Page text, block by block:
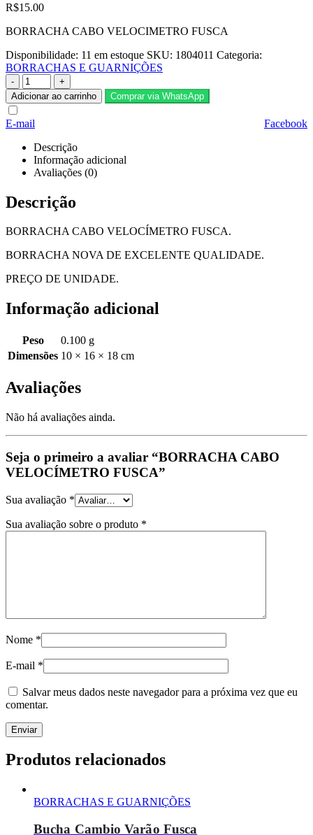
R$15.00
BORRACHA CABO VELOCIMETRO FUSCA
Disponibilidade: 11 em estoque SKU: 1804011 Categoria:
BORRACHAS E GUARNIÇÕES
-
+
Adicionar ao carrinho
Comprar via WhatsApp
Facebook
E-mail
Descrição
Informação adicional
Avaliações (0)
Descrição
BORRACHA CABO VELOCÍMETRO FUSCA.
BORRACHA NOVA DE EXCELENTE QUALIDADE.
PREÇO DE UNIDADE.
Informação adicional
Peso
0.100 g
Dimensões 10 × 16 × 18 cm
Avaliações
Não há avaliações ainda.
Seja o primeiro a avaliar “BORRACHA CABO
VELOCÍMETRO FUSCA”
Sua avaliação *
Sua avaliação sobre o produto *
Nome *
E-mail *
Salvar meus dados neste navegador para a próxima vez que eu
comentar.
Produtos relacionados
BORRACHAS E GUARNIÇÕES
Bucha Cambio Varão Fusca